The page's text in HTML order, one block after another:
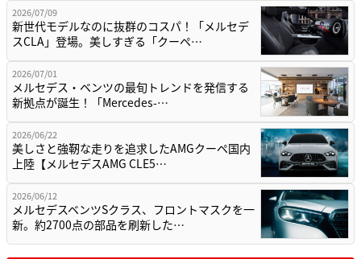
2026/07/09
新世代モデルなのに抜群のコスパ！「メルセデ
スCLA」登場。美しすぎる「クーペ…
2026/07/01
メルセデス・ベンツの最旬トレンドを発信する
新拠点が誕生！「Mercedes-…
2026/06/22
美しさと強靭な走りを追求したAMGクーペ国内
上陸【メルセデスAMG CLE5…
2026/06/12
メルセデスベンツSクラス、フロントマスクを一
新。約2700点の部品を刷新した…